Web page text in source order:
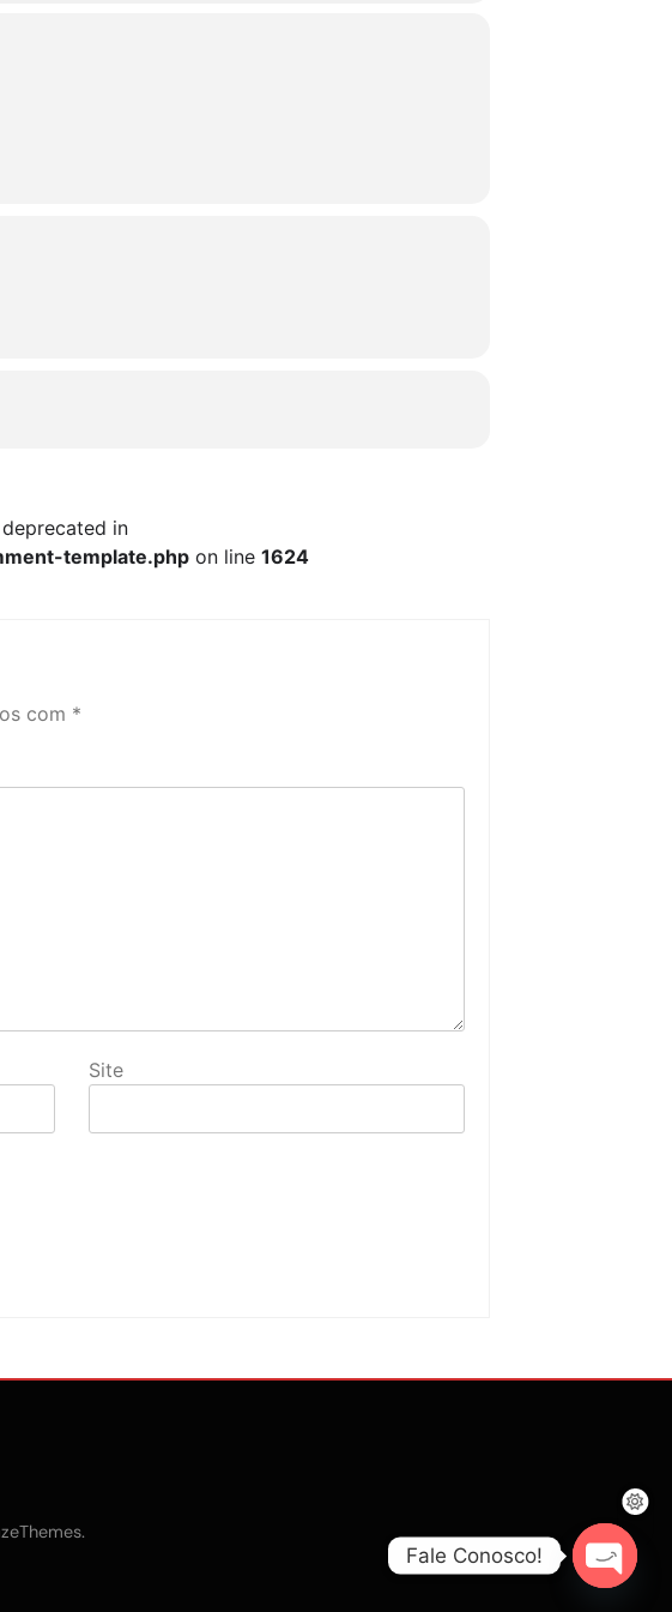
in
template.php on line 1624
com *
Site
.
Fale Conosco!